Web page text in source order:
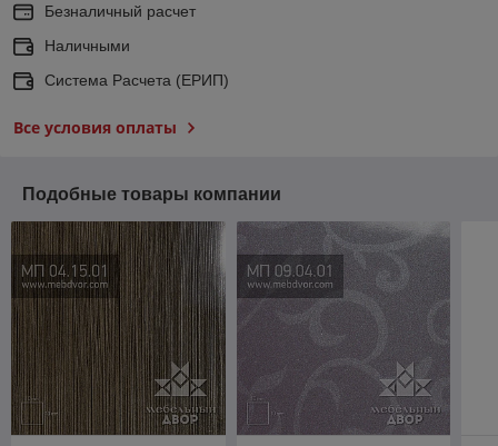
Безналичный расчет
Наличными
Система Расчета (ЕРИП)
Все условия оплаты
Подобные товары компании